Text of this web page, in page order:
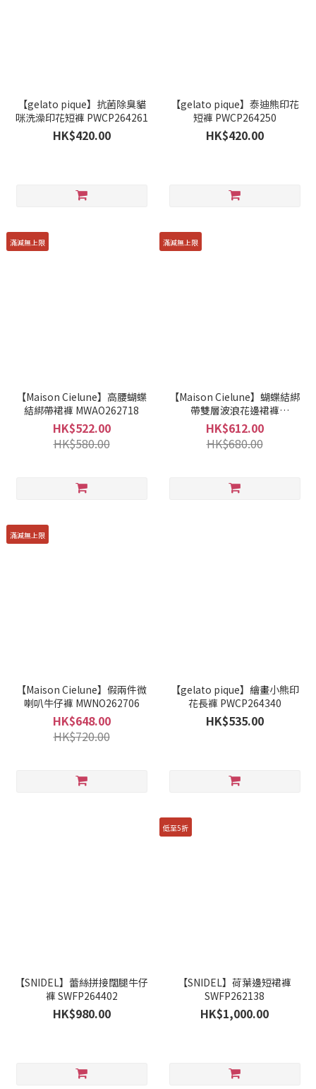
【gelato pique】抗菌除臭貓
咪洗澡印花短褲 PWCP264261
HK$420.00
【gelato pique】泰迪熊印花
短褲 PWCP264250
HK$420.00
滿減無上限
【Maison Cielune】高腰蝴蝶
結綁帶裙褲 MWAO262718
HK$522.00
HK$580.00
滿減無上限
【Maison Cielune】蝴蝶結綁
帶雙層波浪花邊裙褲
MWAO262718-A
HK$612.00
HK$680.00
滿減無上限
【Maison Cielune】假兩件微
喇叭牛仔褲 MWNO262706
HK$648.00
HK$720.00
【gelato pique】繪畫小熊印
花長褲 PWCP264340
HK$535.00
【SNIDEL】蕾絲拼接闊腿牛仔
褲 SWFP264402
HK$980.00
低至5折
【SNIDEL】荷葉邊短裙褲
SWFP262138
HK$1,000.00